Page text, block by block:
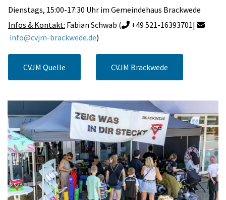
Dienstags, 15:00-17:30 Uhr im Gemeindehaus Brackwede
Infos & Kontakt: Fabian Schwab ( +49 521-16393701| 
info@cvjm-brackwede.de)
CVJM Quelle CVJM Brackwede